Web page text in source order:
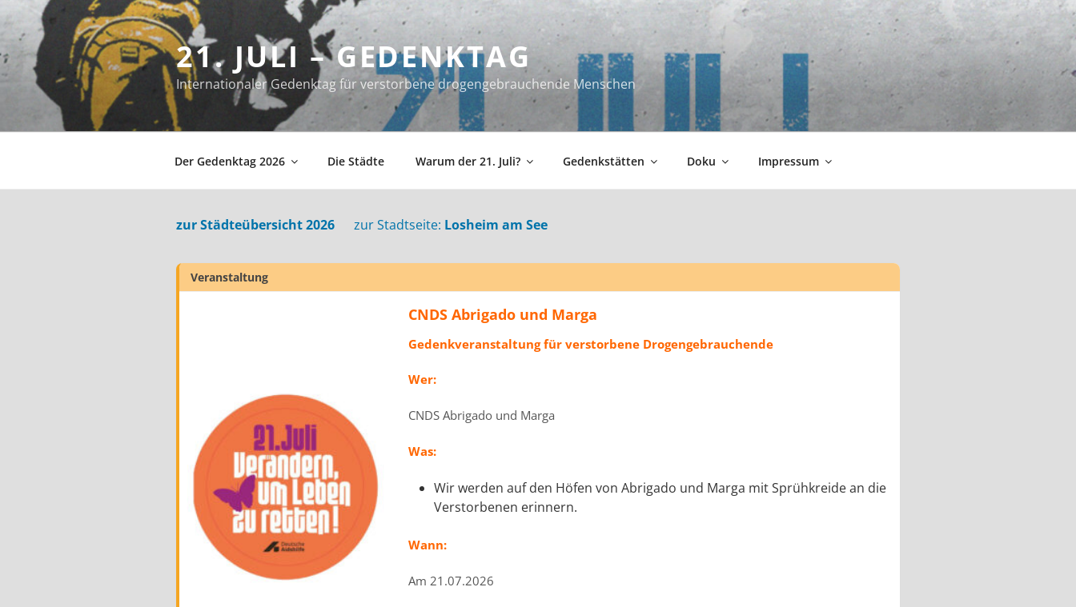
Inhalt
springen
21. JULI – GEDENKTAG
Internationaler Gedenktag für verstorbene drogengebrauchende Menschen
Der Gedenktag 2026 Die Städte Warum der 21. Juli? Gedenkstätten Doku Impressum
zur Städteübersicht 2026 zur Stadtseite: Losheim am See
Veranstaltung
CNDS Abrigado und Marga
Gedenkveranstaltung für verstorbene Drogengebrauchende
Wer:
CNDS Abrigado und Marga
Was:
Wir werden auf den Höfen von Abrigado und Marga mit Sprühkreide an die
Verstorbenen erinnern.
Wann:
Am 21.07.2026